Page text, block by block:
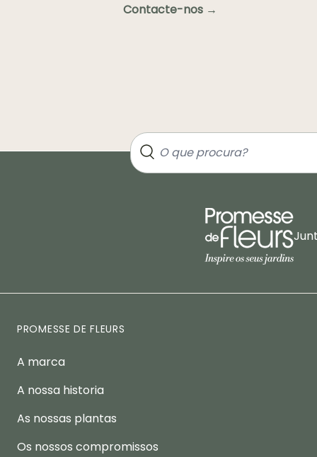
Contacte-nos →
PROMESSE DE FLEURS
A marca
A nossa historia
As nossas plantas
Os nossos compromissos